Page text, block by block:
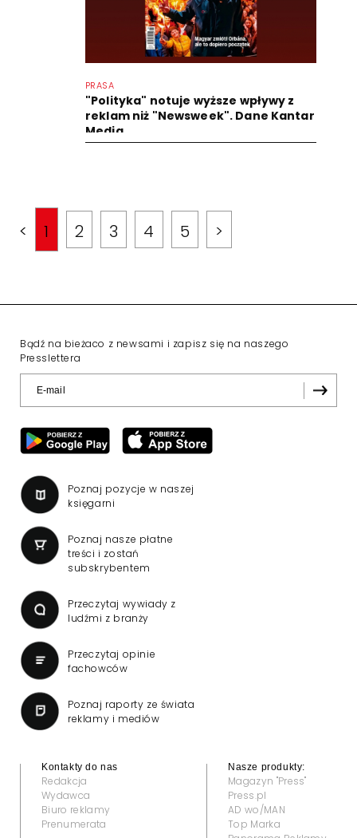
PRASA
"Polityka" notuje wyższe wpływy z
reklam niż "Newsweek". Dane Kantar
Media
< 1 2 3 4 5 >
Bądź na bieżaco z newsami i zapisz się na naszego
Presslettera
Poznaj pozycje w naszej
księgarni
Poznaj nasze płatne
treści i zostań
subskrybentem
Przeczytaj wywiady z
ludźmi z branży
Przeczytaj opinie
fachowców
Poznaj raporty ze świata
reklamy i mediów
Kontakty do nas
Redakcja
Wydawca
Biuro reklamy
Prenumerata
Nasze produkty:
Magazyn "Press"
Press.pl
AD wo/MAN
Top Marka